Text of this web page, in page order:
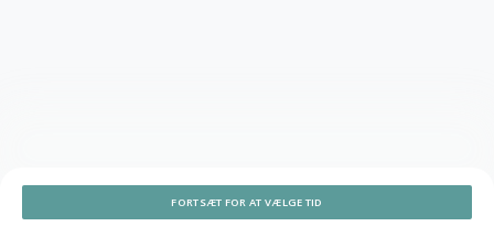
FORTSÆT FOR AT VÆLGE TID